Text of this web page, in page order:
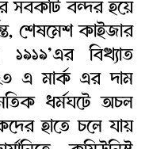
সবকটি বন্দর হয়ে
শেষমেশ কাইজার
১৯১৯’এর বিখ্যাত
এ মার্ক এর দাম
ধর্মঘটে অচল
হাতে চলে যায়